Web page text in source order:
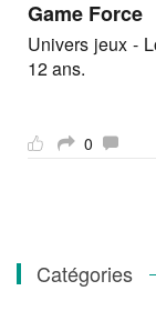
Game Force
Univers jeux -
12 ans.
0
Catégories